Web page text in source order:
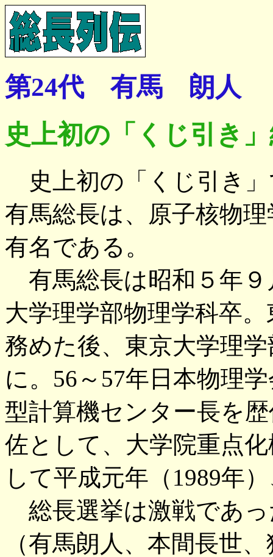
第24代 有馬 朗人
史上初の「くじ引き
史上初の「くじ引き
有馬総長は、原子核物
有名である。
有馬総長は昭和５年９
大学理学部物理学科卒
務めた後、東京大学理
に。56～57年日本物理
型計算機センター長を
佐として、大学院重点
して平成元年（1989年
総長選挙は激戦であ
（有馬朗人、本間長世